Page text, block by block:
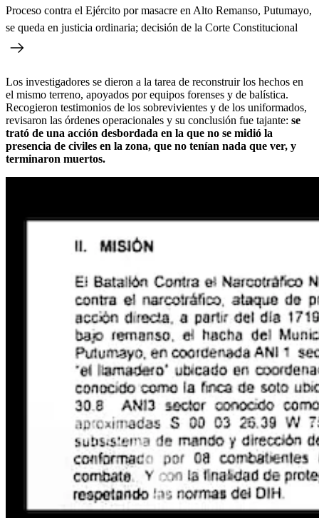
Proceso contra el Ejército por masacre en Alto Remanso, Putumayo,
se queda en justicia ordinaria; decisión de la Corte Constitucional
Los investigadores se dieron a la tarea de reconstruir los hechos en
el mismo terreno, apoyados por equipos forenses y de balística.
Recogieron testimonios de los sobrevivientes y de los uniformados,
revisaron las órdenes operacionales y su conclusión fue tajante: se
trató de una acción desbordada en la que no se midió la
presencia de civiles en la zona, que no tenían nada que ver, y
terminaron muertos.